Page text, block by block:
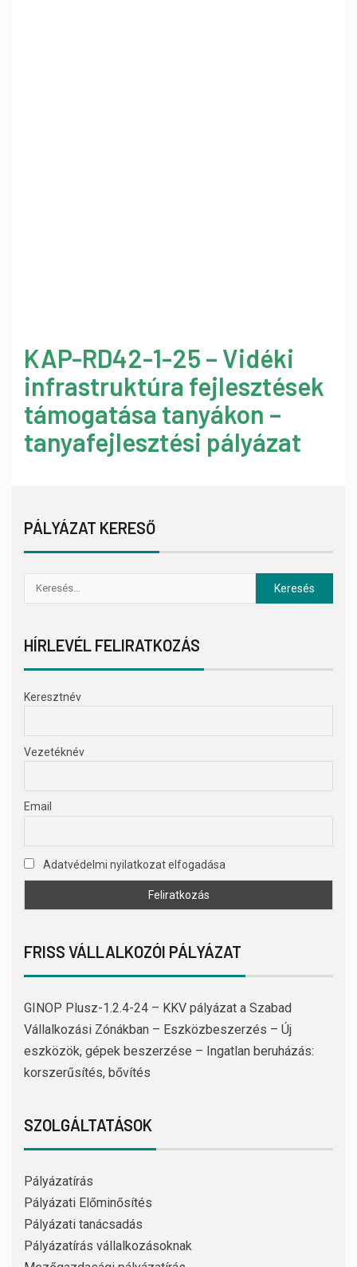
KAP-RD42-1-25 – Vidéki
infrastruktúra fejlesztések
támogatása tanyákon –
tanyafejlesztési pályázat
PÁLYÁZAT KERESŐ
HÍRLEVÉL FELIRATKOZÁS
Keresztnév
Vezetéknév
Email
Adatvédelmi nyilatkozat elfogadása
FRISS VÁLLALKOZÓI PÁLYÁZAT
GINOP Plusz-1.2.4-24 – KKV pályázat a Szabad
Vállalkozási Zónákban – Eszközbeszerzés – Új
eszközök, gépek beszerzése – Ingatlan beruházás:
korszerűsítés, bővítés
SZOLGÁLTATÁSOK
Pályázatírás
Pályázati Előminősítés
Pályázati tanácsadás
Pályázatírás vállalkozásoknak